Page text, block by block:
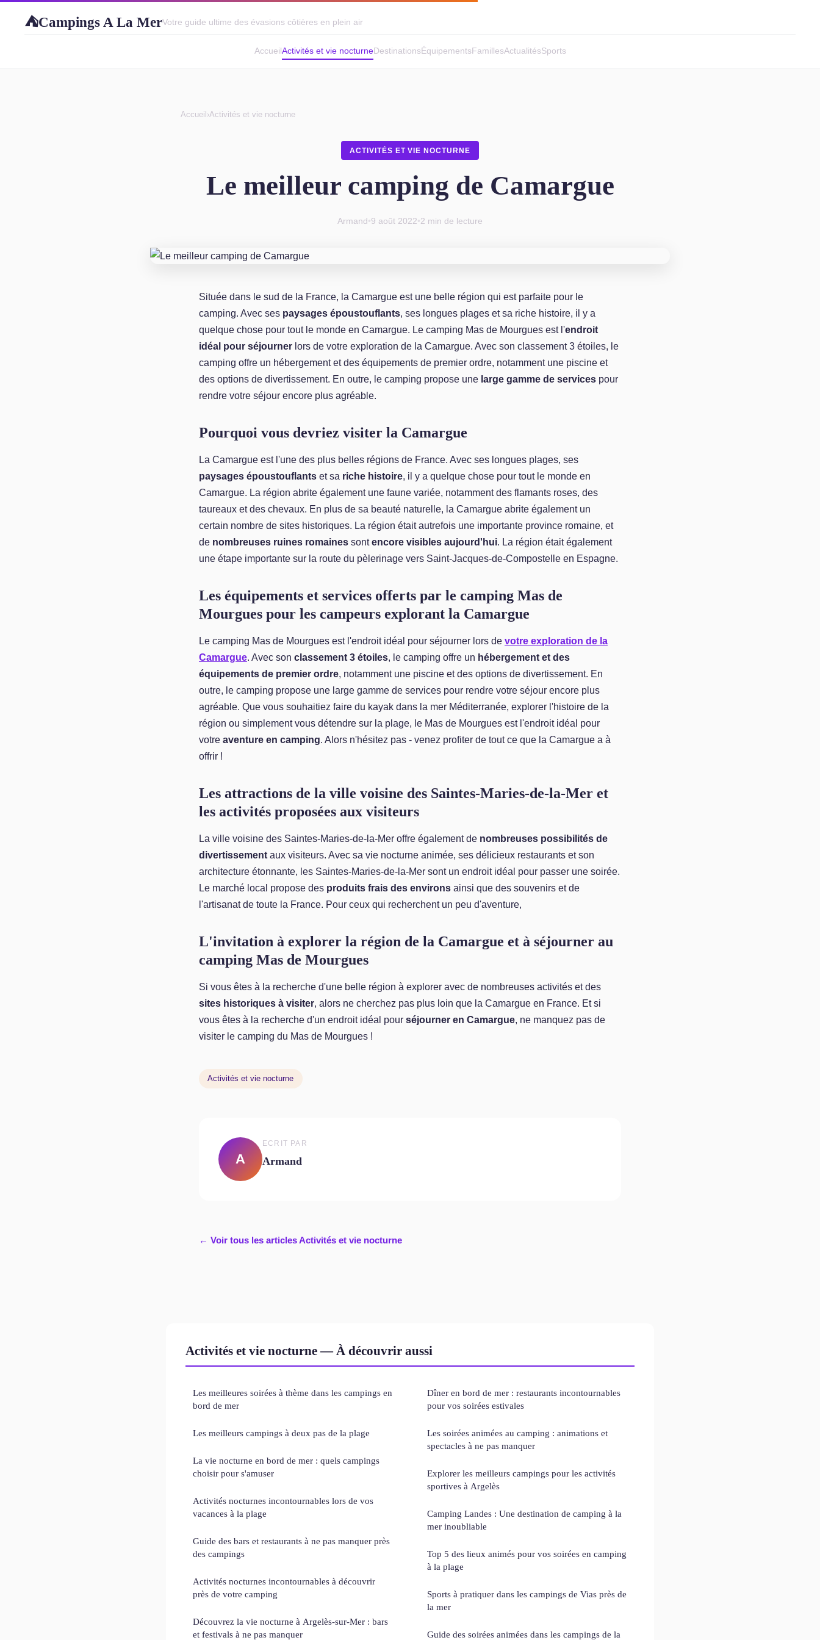
⛺Campings A La MerVotre guide ultime des évasions côtières en plein air
AccueilActivités et vie nocturneDestinationsÉquipementsFamillesActualitésSports
Accueil ›Activités et vie nocturne
ACTIVITÉS ET VIE NOCTURNE
Le meilleur camping de Camargue
Armand•9 août 2022•2 min de lecture
Située dans le sud de la France, la Camargue est une belle région qui est parfaite pour le
camping. Avec ses paysages époustouflants, ses longues plages et sa riche histoire, il y a
quelque chose pour tout le monde en Camargue. Le camping Mas de Mourgues est l'endroit
idéal pour séjourner lors de votre exploration de la Camargue. Avec son classement 3 étoiles, le
camping offre un hébergement et des équipements de premier ordre, notamment une piscine et
des options de divertissement. En outre, le camping propose une large gamme de services pour
rendre votre séjour encore plus agréable.
Pourquoi vous devriez visiter la Camargue
La Camargue est l'une des plus belles régions de France. Avec ses longues plages, ses
paysages époustouflants et sa riche histoire, il y a quelque chose pour tout le monde en
Camargue. La région abrite également une faune variée, notamment des flamants roses, des
taureaux et des chevaux. En plus de sa beauté naturelle, la Camargue abrite également un
certain nombre de sites historiques. La région était autrefois une importante province romaine, et
de nombreuses ruines romaines sontencore visibles aujourd'hui. La région était également
une étape importante sur la route du pèlerinage vers Saint-Jacques-de-Compostelle en Espagne.
Les équipements et services offerts par le camping Mas de
Mourgues pour les campeurs explorant la Camargue
Le camping Mas de Mourgues est l'endroit idéal pour séjourner lors de votre exploration de la
Camargue. Avec son classement 3 étoiles, le camping offre un hébergement et des
équipements de premier ordre, notamment une piscine et des options de divertissement. En
outre, le camping propose une large gamme de services pour rendre votre séjour encore plus
agréable. Que vous souhaitiez faire du kayak dans la mer Méditerranée, explorer l'histoire de la
région ou simplement vous détendre sur la plage, le Mas de Mourgues est l'endroit idéal pour
votre aventure en camping. Alors n'hésitez pas - venez profiter de tout ce que la Camargue a à
offrir !
Les attractions de la ville voisine des Saintes-Maries-de-la-Mer et
les activités proposées aux visiteurs
La ville voisine des Saintes-Maries-de-la-Mer offre également de nombreuses possibilités de
divertissement aux visiteurs. Avec sa vie nocturne animée, ses délicieux restaurants et son
architecture étonnante, les Saintes-Maries-de-la-Mer sont un endroit idéal pour passer une soirée.
Le marché local propose des produits frais des environs ainsi que des souvenirs et de
l'artisanat de toute la France. Pour ceux qui recherchent un peu d'aventure,
L'invitation à explorer la région de la Camargue et à séjourner au
camping Mas de Mourgues
Si vous êtes à la recherche d'une belle région à explorer avec de nombreuses activités et des
sites historiques à visiter, alors ne cherchez pas plus loin que la Camargue en France. Et si
vous êtes à la recherche d'un endroit idéal pour séjourner en Camargue, ne manquez pas de
visiter le camping du Mas de Mourgues !
Activités et vie nocturne
A
ECRIT PAR
Armand
← Voir tous les articles Activités et vie nocturne
Activités et vie nocturne — À découvrir aussi
Les meilleures soirées à thème dans les campings en
bord de mer
Les meilleurs campings à deux pas de la plage
La vie nocturne en bord de mer : quels campings
choisir pour s'amuser
Activités nocturnes incontournables lors de vos
vacances à la plage
Guide des bars et restaurants à ne pas manquer près
des campings
Activités nocturnes incontournables à découvrir
près de votre camping
Découvrez la vie nocturne à Argelès-sur-Mer : bars
et festivals à ne pas manquer
Dîner en bord de mer : restaurants incontournables
pour vos soirées estivales
Les soirées animées au camping : animations et
spectacles à ne pas manquer
Explorer les meilleurs campings pour les activités
sportives à Argelès
Camping Landes : Une destination de camping à la
mer inoubliable
Top 5 des lieux animés pour vos soirées en camping
à la plage
Sports à pratiquer dans les campings de Vias près de
la mer
Guide des soirées animées dans les campings de la